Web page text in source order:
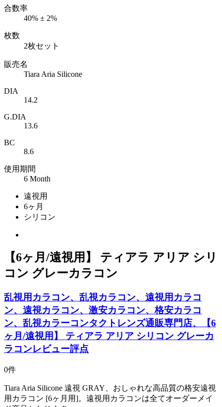
合数率
40% ± 2%
枚数
2枚セット
販売名
Tiara Aria Silicone
DIA
14.2
G.DIA
13.6
BC
8.6
使用期間
6 Month
遠視用
6ヶ月
シリコン
【6ヶ月/遠視用】 ティアラ アリア シリ
コン グレーカラコン
乱視用カラコン、乱視カラコン、遠視用カラコ
ン、遠視カラコン、激安カラコン、格安カラコ
ン、乱視カラーコンタクトレンズ通販専門店、【6
ヶ月/遠視用】 ティアラ アリア シリコン グレーカ
ラコンレビュー評点
0件
Tiara Aria Silicone 遠視 GRAY、おしゃれな高品質の格安遠視
用カラコン [6ヶ月用]。遠視用カラコンは全てオーダーメイ